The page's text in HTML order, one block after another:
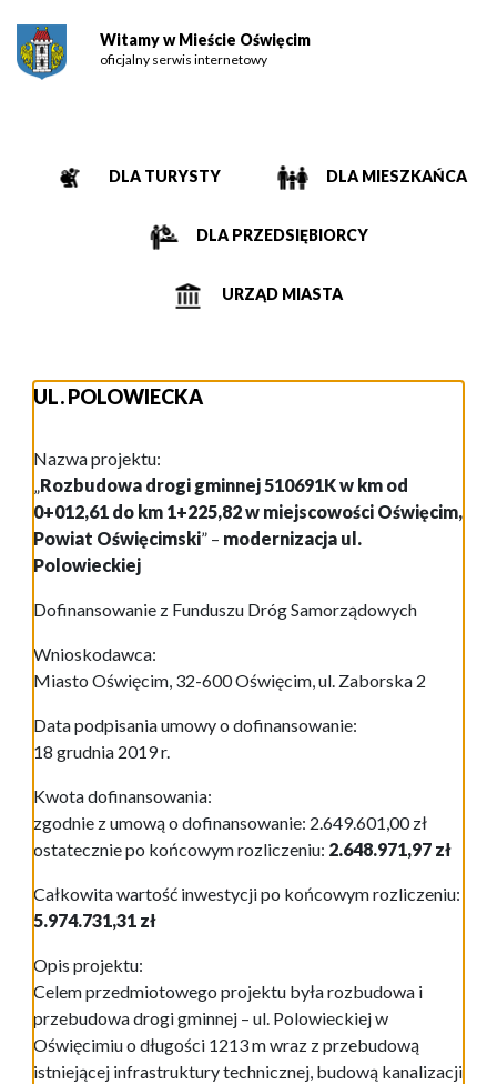
Witamy w Mieście Oświęcim
oficjalny serwis internetowy
DLA TURYSTY DLA MIESZKAŃCA
DLA PRZEDSIĘBIORCY
URZĄD MIASTA
UL. POLOWIECKA
Nazwa projektu:
„Rozbudowa drogi gminnej 510691K w km od
0+012,61 do km 1+225,82 w miejscowości Oświęcim,
Powiat Oświęcimski” – modernizacja ul.
Polowieckiej
Dofinansowanie z Funduszu Dróg Samorządowych
Wnioskodawca:
Miasto Oświęcim, 32-600 Oświęcim, ul. Zaborska 2
Data podpisania umowy o dofinansowanie:
18 grudnia 2019 r.
Kwota dofinansowania:
zgodnie z umową o dofinansowanie: 2.649.601,00 zł
ostatecznie po końcowym rozliczeniu: 2.648.971,97 zł
Całkowita wartość inwestycji po końcowym rozliczeniu:
5.974.731,31 zł
Opis projektu:
Celem przedmiotowego projektu była rozbudowa i
przebudowa drogi gminnej – ul. Polowieckiej w
Oświęcimiu o długości 1213 m wraz z przebudową
istniejącej infrastruktury technicznej, budową kanalizacji